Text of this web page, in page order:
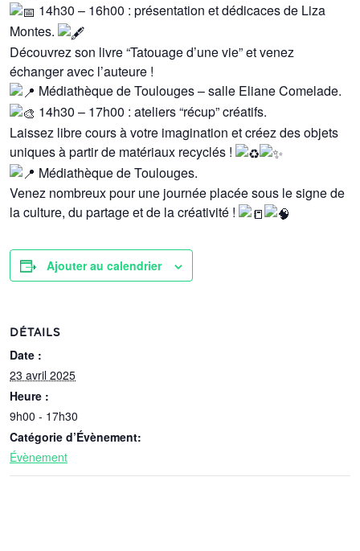
14h30 – 16h00 : présentation et dédicaces de Liza
Montes.
Découvrez son livre “Tatouage d’une vie” et venez
échanger avec l’auteure !
Médiathèque de Toulouges – salle Eliane Comelade.
14h30 – 17h00 : ateliers “récup” créatifs.
Laissez libre cours à votre imagination et créez des objets
uniques à partir de matériaux recyclés !
Médiathèque de Toulouges.
Venez nombreux pour une journée placée sous le signe de
la culture, du partage et de la créativité !
Ajouter au calendrier
DÉTAILS
Date :
23 avril 2025
Heure :
9h00 - 17h30
Catégorie d’Évènement:
Évènement